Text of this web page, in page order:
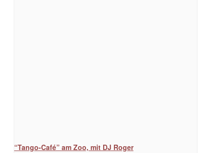
“Tango-Café” am Zoo, mit DJ Roger